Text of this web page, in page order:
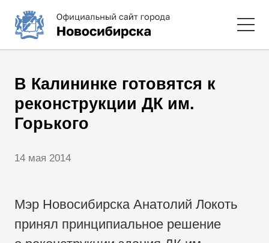
В Калининке готовятся к
реконструкции ДК им.
Горького
14 мая 2014
Мэр Новосибирска Анатолий Локоть
принял принципиальное решение